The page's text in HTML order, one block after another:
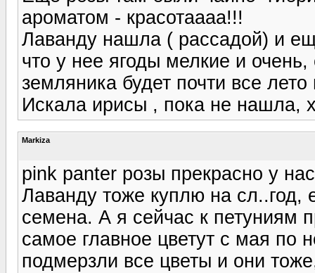
ароматом - красотаааа!!!
Лаванду нашла ( рассадой) и
что у нее ягоды мелкие и
земляника будет почти все
Искала ирисы , пока не нашла,
Markiza
pink panter розы прекрасно у
Лаванду тоже куплю на сл..год,
семена. А я сейчас к петуниям
самое главное цветут с мая по
подмерзли все цветы и они